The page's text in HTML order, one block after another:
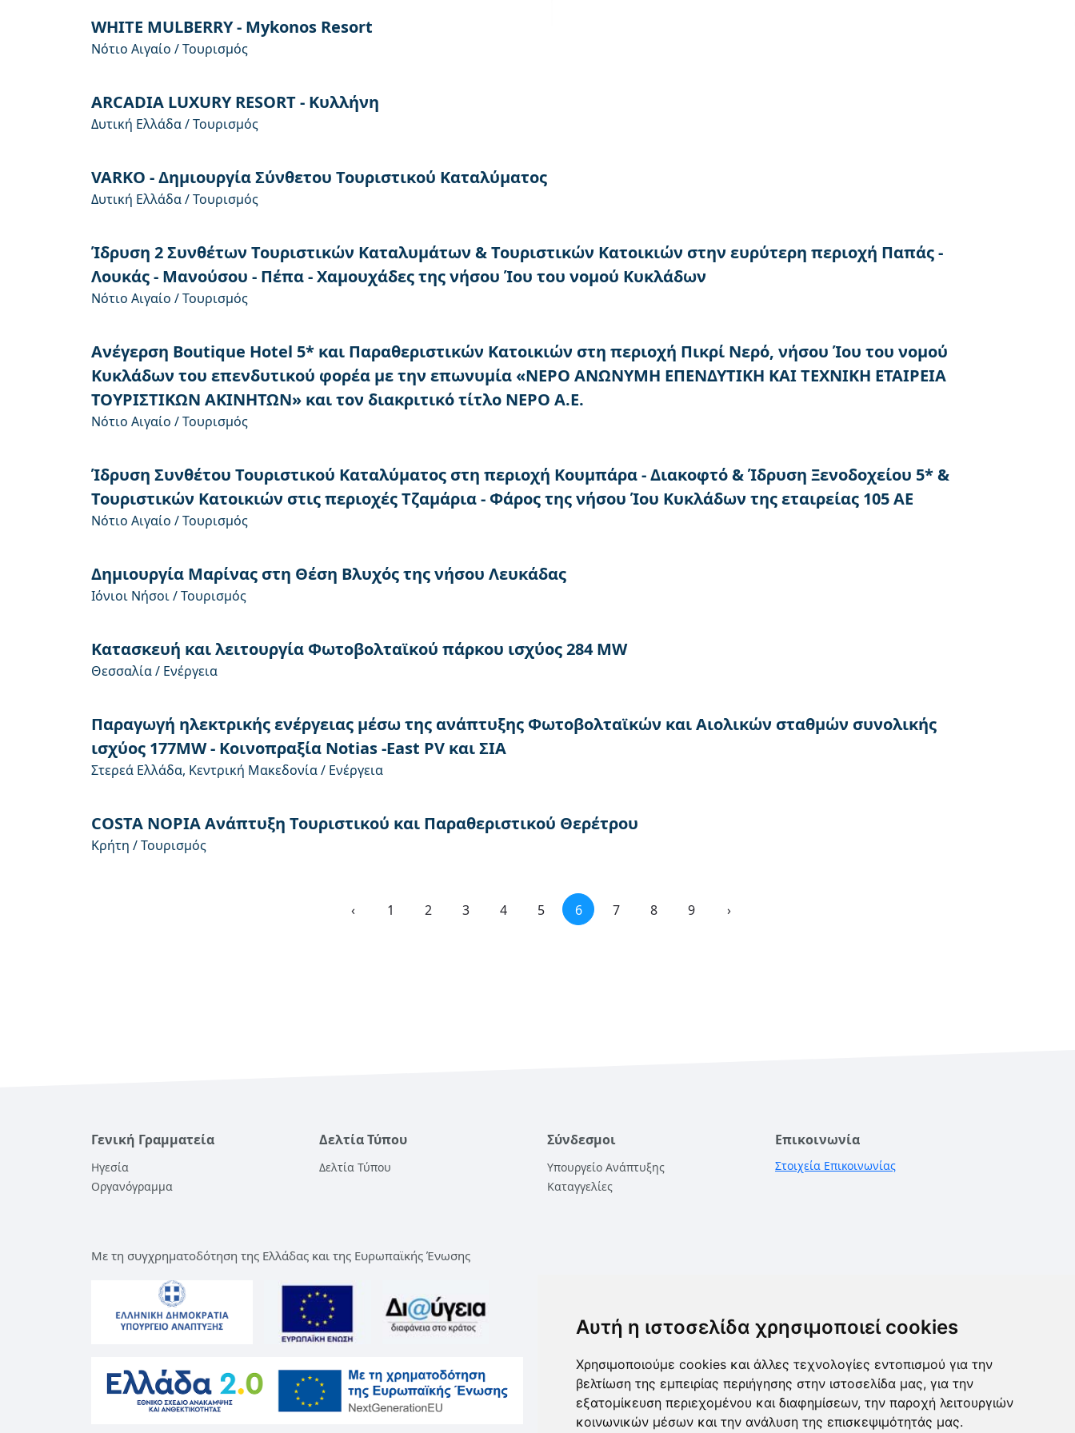
Αυτή η ιστοσελίδα χρησιμοποιεί cookies
Χρησιμοποιούμε cookies και άλλες τεχνολογίες εντοπισμού για την
βελτίωση της εμπειρίας περιήγησης στην ιστοσελίδα μας, για την
εξατομίκευση περιεχομένου και διαφημίσεων, την παροχή λειτουργιών
κοινωνικών μέσων και την ανάλυση της επισκεψιμότητάς μας.
WHITE MULBERRY - Mykonos Resort
Νότιο Αιγαίο / Τουρισμός
ARCADIA LUXURY RESORT - Κυλλήνη
Δυτική Ελλάδα / Τουρισμός
VARKO - Δημιουργία Σύνθετου Τουριστικού Καταλύματος
Δυτική Ελλάδα / Τουρισμός
Ίδρυση 2 Συνθέτων Τουριστικών Καταλυμάτων & Τουριστικών Κατοικιών στην ευρύτερη περιοχή Παπάς -
Λουκάς - Μανούσου - Πέπα - Χαμουχάδες της νήσου Ίου του νομού Κυκλάδων
Νότιο Αιγαίο / Τουρισμός
Ανέγερση Boutique Hotel 5* και Παραθεριστικών Κατοικιών στη περιοχή Πικρί Νερό, νήσου Ίου του νομού
Κυκλάδων του επενδυτικού φορέα με την επωνυμία «ΝΕΡΟ ΑΝΩΝΥΜΗ ΕΠΕΝΔΥΤΙΚΗ ΚΑΙ ΤΕΧΝΙΚΗ ΕΤΑΙΡΕΙΑ
ΤΟΥΡΙΣΤΙΚΩΝ ΑΚΙΝΗΤΩΝ» και τον διακριτικό τίτλο ΝΕΡΟ A.E.
Νότιο Αιγαίο / Τουρισμός
Ίδρυση Συνθέτου Τουριστικού Καταλύματος στη περιοχή Κουμπάρα - Διακοφτό & Ίδρυση Ξενοδοχείου 5* &
Τουριστικών Κατοικιών στις περιοχές Τζαμάρια - Φάρος της νήσου Ίου Κυκλάδων της εταιρείας 105 ΑΕ
Νότιο Αιγαίο / Τουρισμός
Δημιουργία Μαρίνας στη Θέση Βλυχός της νήσου Λευκάδας
Ιόνιοι Νήσοι / Τουρισμός
Κατασκευή και λειτουργία Φωτοβολταϊκού πάρκου ισχύος 284 MW
Θεσσαλία / Ενέργεια
Παραγωγή ηλεκτρικής ενέργειας μέσω της ανάπτυξης Φωτοβολταϊκών και Αιολικών σταθμών συνολικής
ισχύος 177MW - Κοινοπραξία Notias -East PV και ΣΙΑ
Στερεά Ελλάδα, Κεντρική Μακεδονία / Ενέργεια
COSTA NOPIA Ανάπτυξη Τουριστικού και Παραθεριστικού Θερέτρου
Κρήτη / Τουρισμός
‹ 1 2 3 4 5 6 7 8 9 ›
Γενική Γραμματεία
Ηγεσία
Οργανόγραμμα
Δελτία Τύπου
Δελτία Τύπου
Σύνδεσμοι
Υπουργείο Ανάπτυξης
Καταγγελίες
Επικοινωνία
Στοιχεία Επικοινωνίας
Με τη συγχρηματοδότηση της Ελλάδας και της Ευρωπαϊκής Ένωσης